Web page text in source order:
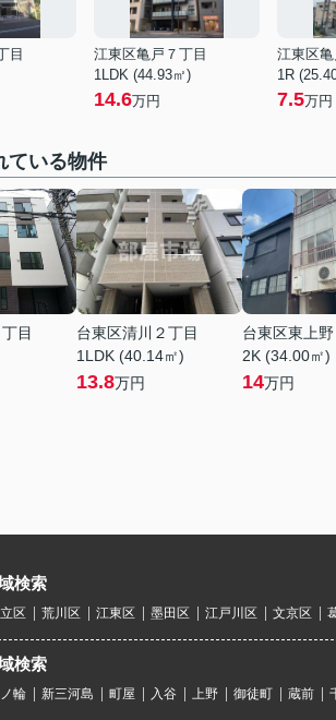
目
江東区亀戸７丁目
1LDK (44.93㎡)
14.6万円
江東区亀
1R
7.5万円
ている物件
目
台東区清川２丁目
1LDK (40.14㎡)
13.8万円
台東区東上野
2K (34.00㎡)
14万円
検索
区 荒川区 江東区 墨田区 江戸川区 文京区
検索
輪 新三河島 町屋 入谷 上野 御徒町 蔵前